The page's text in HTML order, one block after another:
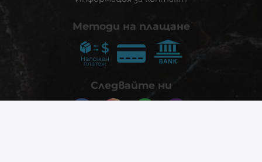
Методи на плащане
Следвайте ни